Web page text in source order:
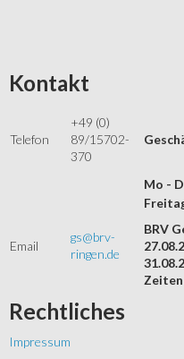
Kontakt
Telefon
+49 (0)
89/15702-
370
Mo -
Email
gs@brv-
ringen.de
BRV
Rechtliches
Impressum